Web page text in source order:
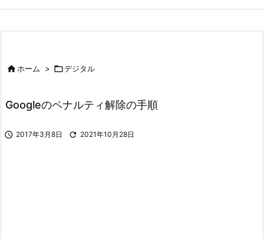

ホーム > デジタル
Googleのペナルティ解除の手順
 2017年3月8日  2021年10月28日